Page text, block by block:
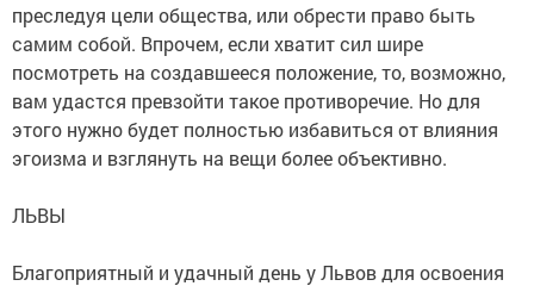
преследуя цели общества, или обрести право быть
самим собой. Впрочем, если хватит сил шире
посмотреть на создавшееся положение, то, возможно,
вам удастся превзойти такое противоречие. Но для
этого нужно будет полностью избавиться от влияния
эгоизма и взглянуть на вещи более объективно.
ЛЬВЫ
Благоприятный и удачный день у Львов для освоения